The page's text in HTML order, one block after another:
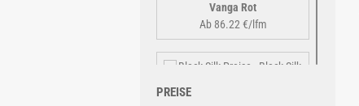
Vanga Rot
Ab 86.22 €/lfm
PREISE